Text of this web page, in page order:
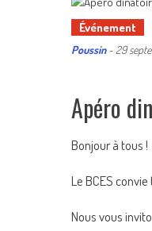
Événement
Poussin -29
Apéro
Bonjour à tous !
Le BCES
Nous vous